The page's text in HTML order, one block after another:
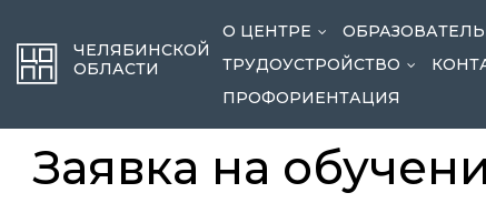
ЧЕЛЯБИНСКОЙ
ОБЛАСТИ
О ЦЕНТРЕ
ТРУДОУСТРОЙСТВО
ПРОФОРИЕНТАЦИЯ
Заявка на